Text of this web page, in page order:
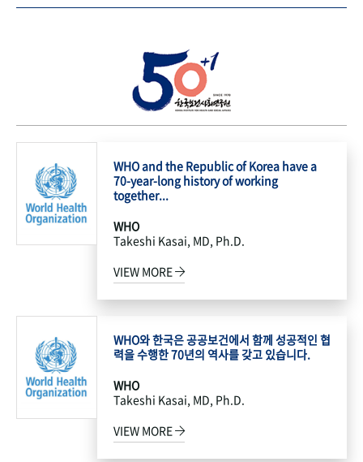
WHO and the Republic of Korea have a
70-year-long history of working
together...
WHO
Takeshi Kasai, MD, Ph.D.
VIEW MORE
WHO와 한국은 공공보건에서 함께 성공적인 협
력을 수행한 70년의 역사를 갖고 있습니다.
WHO
Takeshi Kasai, MD, Ph.D.
VIEW MORE